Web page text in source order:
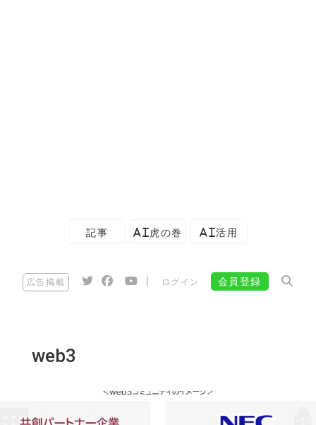
記事 AI虎の巻 AI活用
広告掲載 ログイン 会員登録
web3